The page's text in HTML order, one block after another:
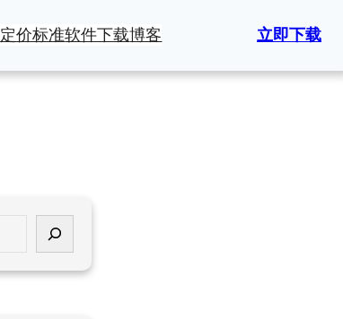
定价标准软件下载博客 立即下载